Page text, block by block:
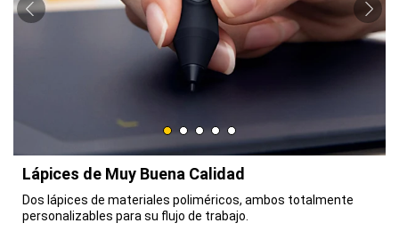
Lápices de Muy Buena Calidad
Dos lápices de materiales poliméricos, ambos totalmente
personalizables para su flujo de trabajo.